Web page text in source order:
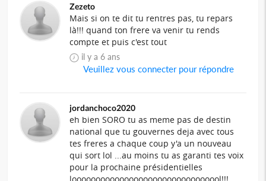
Zezeto
Mais si on te dit tu rentres pas, tu repars
là!!! quand ton frere va venir tu rends
compte et puis c'est tout
il y a 6 ans
Veuillez vous connecter pour répondre
jordanchoco2020
eh bien SORO tu as meme pas de destin
national que tu gouvernes deja avec tous
tes freres a chaque coup y'a un nouveau
qui sort lol ...au moins tu as garanti tes voix
pour la prochaine présidentielles